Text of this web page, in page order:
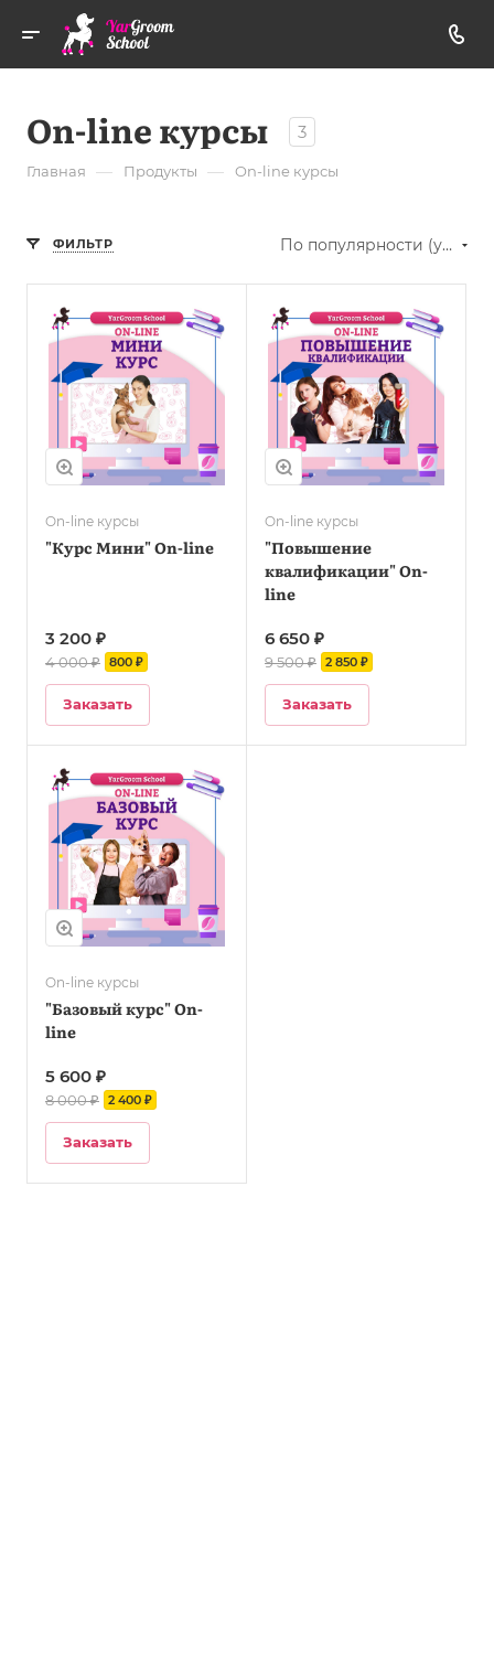
On-line курсы 3
Главная — Продукты — On-line курсы
ФИЛЬТР По популярности (убывание)
On-line курсы
"Курс Мини" On-line
3 200 ₽
4 000 ₽ 800 ₽
Заказать
On-line курсы
"Повышение
квалификации" On-
line
6 650 ₽
9 500 ₽ 2 850 ₽
Заказать
On-line курсы
"Базовый курс" On-
line
5 600 ₽
8 000 ₽ 2 400 ₽
Заказать